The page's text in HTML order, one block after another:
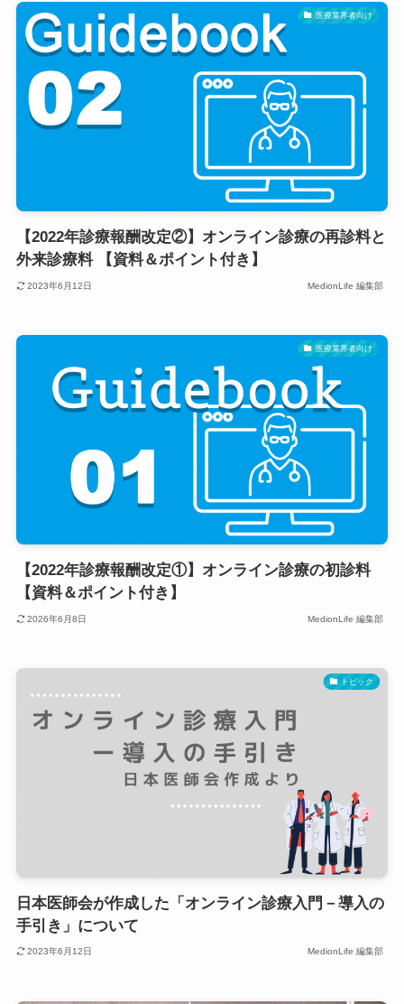
医療業界者向け
【2022年診療報酬改定②】オンライン診療の再診料と
外来診療料 【資料＆ポイント付き】
2023年6月12日 MedionLife 編集部
医療業界者向け
【2022年診療報酬改定①】オンライン診療の初診料
【資料＆ポイント付き】
2026年6月8日 MedionLife 編集部
トピック
日本医師会が作成した「オンライン診療入門－導入の
手引き」について
2023年6月12日 MedionLife 編集部